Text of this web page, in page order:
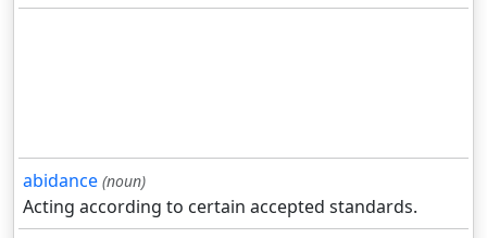
abidance (noun)
Acting according to certain accepted standards.